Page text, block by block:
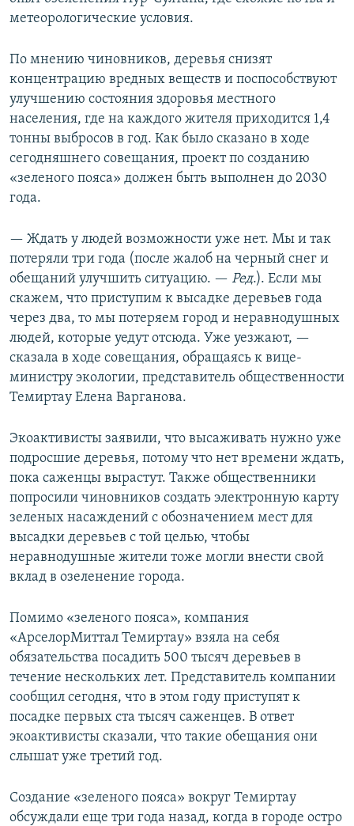
метеорологические условия.
По мнению чиновников, деревья снизят
концентрацию вредных веществ и поспособствуют
улучшению состояния здоровья местного
населения, где на каждого жителя приходится 1,4
тонны выбросов в год. Как было сказано в ходе
сегодняшнего совещания, проект по созданию
«зеленого пояса» должен быть выполнен до 2030
года.
— Ждать у людей возможности уже нет. Мы и так
потеряли три года (после жалоб на черный снег и
обещаний улучшить ситуацию. — Ред.). Если мы
скажем, что приступим к высадке деревьев года
через два, то мы потеряем город и неравнодушных
людей, которые уедут отсюда. Уже уезжают, —
сказала в ходе совещания, обращаясь к вице-
министру экологии, представитель общественности
Темиртау Елена Варганова.
Экоактивисты заявили, что высаживать нужно уже
подросшие деревья, потому что нет времени ждать,
пока саженцы вырастут. Также общественники
попросили чиновников создать электронную карту
зеленых насаждений с обозначением мест для
высадки деревьев с той целью, чтобы
неравнодушные жители тоже могли внести свой
вклад в озеленение города.
Помимо «зеленого пояса», компания
«АрселорМиттал Темиртау» взяла на себя
обязательства посадить 500 тысяч деревьев в
течение нескольких лет. Представитель компании
сообщил сегодня, что в этом году приступят к
посадке первых ста тысяч саженцев. В ответ
экоактивисты сказали, что такие обещания они
слышат уже третий год.
Создание «зеленого пояса» вокруг Темиртау
обсуждали еще три года назад, когда в городе остро